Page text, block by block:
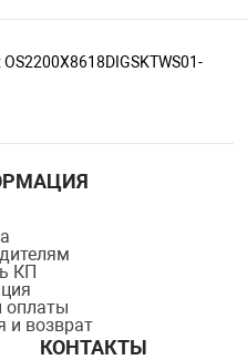
КП
оплаты
и возврат
КОНТАКТЫ